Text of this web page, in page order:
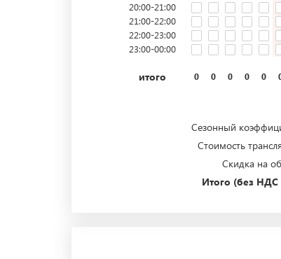
20:00-21:00
21:00-22:00
22:00-23:00
23:00-00:00
итого 0 0 0 0 0
Сезонный
Стоимость
Скидка на
Итого (без НДС